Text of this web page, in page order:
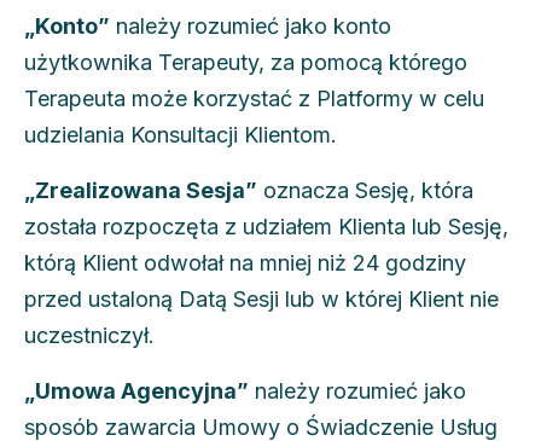
„Konto” należy rozumieć jako konto
użytkownika Terapeuty, za pomocą którego
Terapeuta może korzystać z Platformy w celu
udzielania Konsultacji Klientom.
„Zrealizowana Sesja” oznacza Sesję, która
została rozpoczęta z udziałem Klienta lub Sesję,
którą Klient odwołał na mniej niż 24 godziny
przed ustaloną Datą Sesji lub w której Klient nie
uczestniczył.
„Umowa Agencyjna” należy rozumieć jako
sposób zawarcia Umowy o Świadczenie Usług